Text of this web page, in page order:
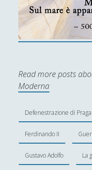
► Venere in Cornice
ARTICOLI PER
Alessandro Giorgi
Alice Manzoni
Andrea Bardazzi
Andrea Corona
Andrea Zeppi
Read more posts
Moderna
Defenestrazione di Praga
Ferdinando II
Gustavo Adolfo La